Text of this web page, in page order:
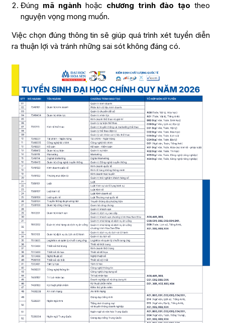
Đúng mã ngànhhoặc chương trình đào tạo theo
nguyện vọng mong muốn.
Việc chọn đúng thông tin sẽ giúp quá trình xét tuyển diễn
ra thuận lợi và tránh những sai sót không đáng có.